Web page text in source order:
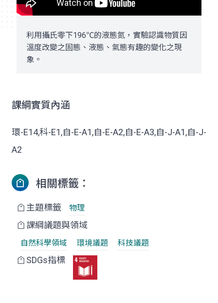
利用攝氏零下196℃的液態氮，實驗認識物質因
溫度改變之固態、液態、氣態有趣的變化之現
象。
課綱實質內涵
環-E14,科-E1,自-E-A1,自-E-A2,自-E-A3,自-J-A1,自-J-
A2
相關標籤：
主題標籤 物理
課綱議題與領域
自然科學領域 環境議題 科技議題
SDGs指標